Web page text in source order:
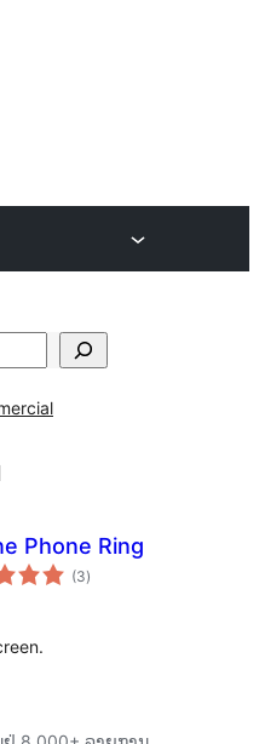
Phone Ring
(3ຄະແນນ
ທັງໝົດ
)